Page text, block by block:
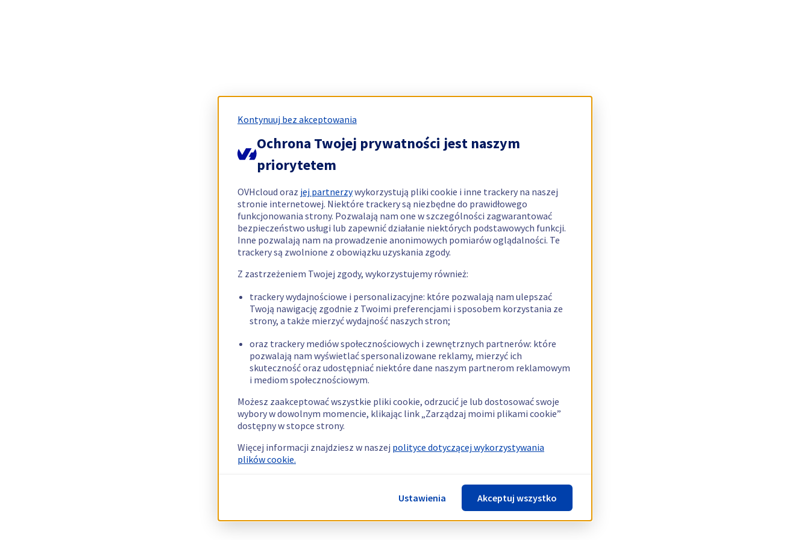
Kontynuuj bez akceptowania
Ochrona Twojej prywatności jest naszym
priorytetem
OVHcloud oraz jej partnerzywykorzystują pliki cookie i inne trackery na naszej
stronie internetowej. Niektóre trackery są niezbędne do prawidłowego
funkcjonowania strony. Pozwalają nam one w szczególności zagwarantować
bezpieczeństwo usługi lub zapewnić działanie niektórych podstawowych funkcji.
Inne pozwalają nam na prowadzenie anonimowych pomiarów oglądalności. Te
trackery są zwolnione z obowiązku uzyskania zgody.
Z zastrzeżeniem Twojej zgody, wykorzystujemy również:
trackery wydajnościowe i personalizacyjne: które pozwalają nam ulepszać
Twoją nawigację zgodnie z Twoimi preferencjami i sposobem korzystania ze
strony, a także mierzyć wydajność naszych stron;
oraz trackery mediów społecznościowych i zewnętrznych partnerów: które
pozwalają nam wyświetlać spersonalizowane reklamy, mierzyć ich
skuteczność oraz udostępniać niektóre dane naszym partnerom reklamowym
i mediom społecznościowym.
Możesz zaakceptować wszystkie pliki cookie, odrzucić je lub dostosować swoje
wybory w dowolnym momencie, klikając link „Zarządzaj moimi plikami cookie”
dostępny w stopce strony.
Więcej informacji znajdziesz w naszej polityce dotyczącej wykorzystywania
plików cookie.
Ustawienia Akceptuj wszystko